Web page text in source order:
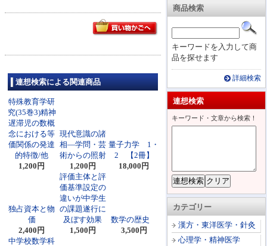
商品検索
キーワードを入力して商
品を探せます
詳細検索
連想検索
キーワード・文章から検索！
カテゴリー
漢方・東洋医学・針灸
心理学・精神医学
連想検索による関連商品
特殊教育学研
究(35巻3)精神
遅滞児の数概
念における等
価関係の発達
的特徴/他
1,200円
現代意識の諸
相―学問・芸
術からの照射
1,200円
量子力学 1・
2 【2冊】
18,000円
独占資本と物
価
2,400円
評価主体と評
価基準設定の
違いが中学生
の課題遂行に
及ぼす効果
1,500円
数学の歴史
3,500円
中学校数学科